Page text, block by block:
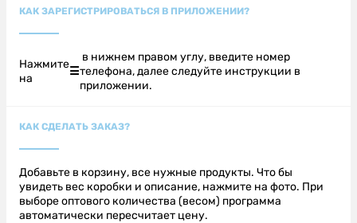
КАК ЗАРЕГИСТРИРОВАТЬСЯ В ПРИЛОЖЕНИИ?
Нажмите
на
☰
в нижнем правом углу, введите номер
телефона, далее следуйте инструкции в
приложении.
КАК СДЕЛАТЬ ЗАКАЗ?
Добавьте в корзину, все нужные продукты. Что бы
увидеть вес коробки и описание, нажмите на фото. При
выборе оптового количества (весом) программа
автоматически пересчитает цену.